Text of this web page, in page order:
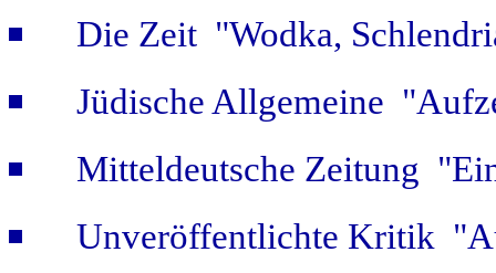
Die Zeit "Wodka,
Jüdische Allgemeine
Mitteldeutsche Zeitung
Unveröffentlichte Kritik